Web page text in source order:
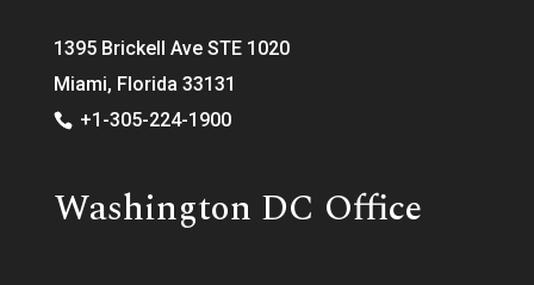
1395 Brickell Ave STE 1020
Miami, Florida 33131
+1-305-224-1900
Washington DC Office